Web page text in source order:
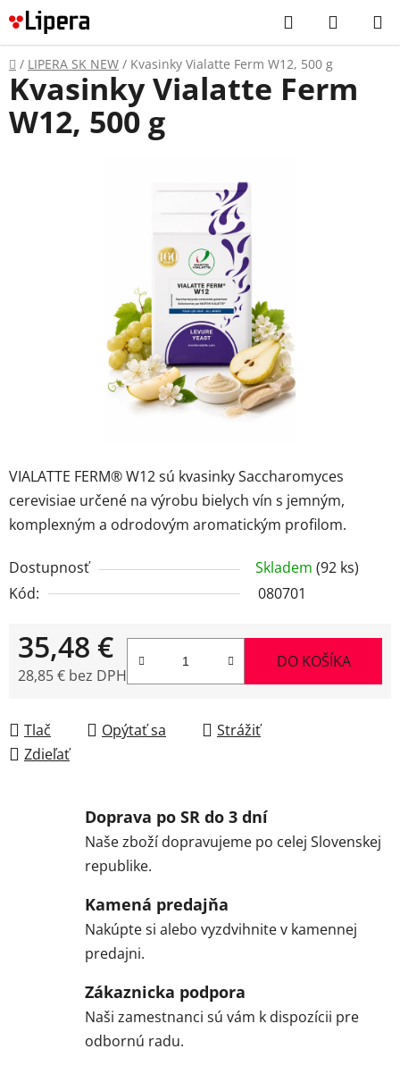
Prejsť
na
obsah
Hľadať
KOŠÍK
Domov
/ LIPERA SK NEW / Kvasinky Vialatte Ferm W12, 500 g
VIALATTE FERM® W12 sú kvasinky Saccharomyces
cerevisiae určené na výrobu bielych vín s jemným,
komplexným a odrodovým aromatickým profilom.
Dostupnosť Skladem (92 ks)
Kód:
080701
35,48 €
28,85 € bez DPH
DO KOŠÍKA
Tlač Opýtať sa
Strážiť
Zdieľať
Kvasinky Vialatte Ferm
W12, 500 g
Doprava po SR do 3 dní
Naše zboží dopravujeme po celej Slovenskej
republike.
Kamená predajňa
Nakúpte si alebo vyzdvihnite v kamennej
predajni.
Zákaznicka podpora
Naši zamestnanci sú vám k dispozícii pre
odbornú radu.